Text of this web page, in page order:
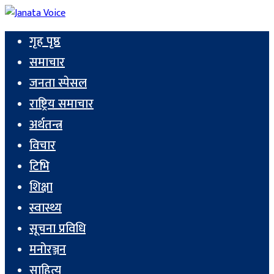
गृह पृष्ठ
समाचार
जनता स्पेसल
राष्ट्रिय समाचार
अर्थतन्त्र
विचार
टिभि
शिक्षा
स्वास्थ्य
सूचना प्रविधि
मनोरञ्जन